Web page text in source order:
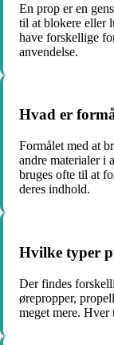
En prop er en
til at blokere eller
have forskellige
anvendelse.
Hvad er
Formålet med at
andre materialer i
bruges ofte til at
deres indhold.
Hvilke typer
Der findes
ørepropper,
meget mere.